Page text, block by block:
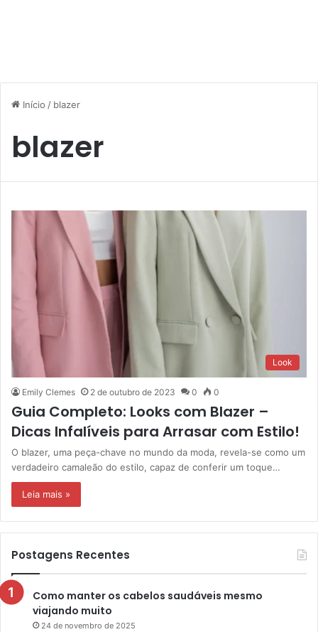
Início / blazer
blazer
Look
Emily Clemes 2 de outubro de 2023 0 0
Guia Completo: Looks com Blazer –
Dicas Infalíveis para Arrasar com Estilo!
O blazer, uma peça-chave no mundo da moda, revela-se como um
verdadeiro camaleão do estilo, capaz de conferir um toque…
Leia mais »
Postagens Recentes
Como manter os cabelos saudáveis mesmo
viajando muito
24 de novembro de 2025